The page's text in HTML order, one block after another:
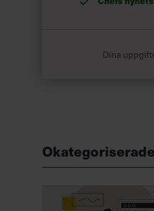
Dina
Okategoriserade